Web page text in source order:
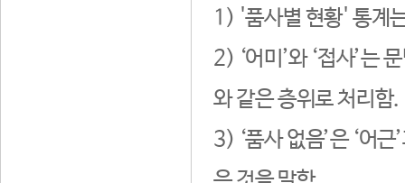
1) '품사별 현황' 통계
2) ‘어미’와 ‘접사’는
와 같은 층위로 처리함.
3) ‘품사 없음’은 ‘어